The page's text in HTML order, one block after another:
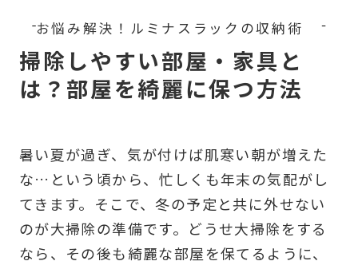
掃除しやすい部屋・家具と
は？部屋を綺麗に保つ方法
暑い夏が過ぎ、気が付けば肌寒い朝が増えた
な…という頃から、忙しくも年末の気配がし
てきます。そこで、冬の予定と共に外せない
のが大掃除の準備です。どうせ大掃除をする
なら、その後も綺麗な部屋を保てるように、